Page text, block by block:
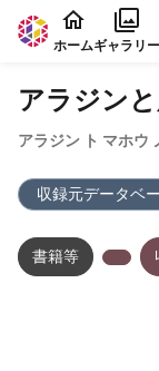
本文に飛ぶ
ホームギャラリー
アラジン
アラジン ト マホウ
収録元データベ
書籍等